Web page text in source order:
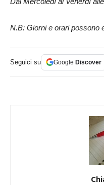
N.B: Giorni e orari possono
Seguici su Google Discover